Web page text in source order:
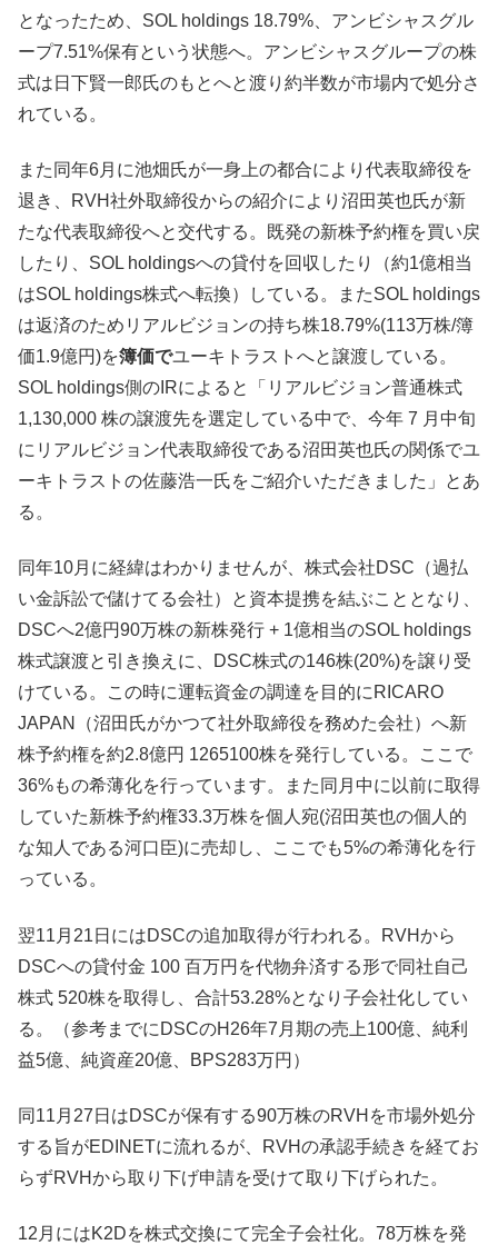
となったため、SOL holdings 18.79%、アンビシャスグル
ープ7.51%保有という状態へ。アンビシャスグループの株
式は日下賢一郎氏のもとへと渡り約半数が市場内で処分さ
れている。
また同年6月に池畑氏が一身上の都合により代表取締役を
退き、RVH社外取締役からの紹介により沼田英也氏が新
たな代表取締役へと交代する。既発の新株予約権を買い戻
したり、SOL holdingsへの貸付を回収したり（約1億相当
はSOL holdings株式へ転換）している。またSOL holdings
は返済のためリアルビジョンの持ち株18.79%(113万株/簿
価1.9億円)を簿価でユーキトラストへと譲渡している。
SOL holdings側のIRによると「リアルビジョン普通株式
1,130,000 株の譲渡先を選定している中で、今年 7 月中旬
にリアルビジョン代表取締役である沼田英也氏の関係でユ
ーキトラストの佐藤浩一氏をご紹介いただきました」とあ
る。
同年10月に経緯はわかりませんが、株式会社DSC（過払
い金訴訟で儲けてる会社）と資本提携を結ぶこととなり、
DSCへ2億円90万株の新株発行 + 1億相当のSOL holdings
株式譲渡と引き換えに、DSC株式の146株(20%)を譲り受
けている。この時に運転資金の調達を目的にRICARO
JAPAN（沼田氏がかつて社外取締役を務めた会社）へ新
株予約権を約2.8億円 1265100株を発行している。ここで
36%もの希薄化を行っています。また同月中に以前に取得
していた新株予約権33.3万株を個人宛(沼田英也の個人的
な知人である河口臣)に売却し、ここでも5%の希薄化を行
っている。
翌11月21日にはDSCの追加取得が行われる。RVHから
DSCへの貸付金 100 百万円を代物弁済する形で同社自己
株式 520株を取得し、合計53.28%となり子会社化してい
る。（参考までにDSCのH26年7月期の売上100億、純利
益5億、純資産20億、BPS283万円）
同11月27日はDSCが保有する90万株のRVHを市場外処分
する旨がEDINETに流れるが、RVHの承認手続きを経てお
らずRVHから取り下げ申請を受けて取り下げられた。
12月にはK2Dを株式交換にて完全子会社化。78万株を発